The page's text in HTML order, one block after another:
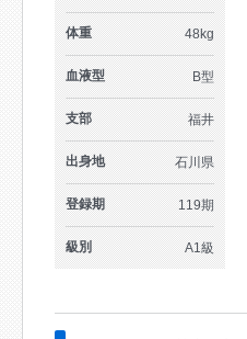
体重 48kg
血液型 B型
支部 福井
出身地 石川県
登録期 119期
級別 A1級